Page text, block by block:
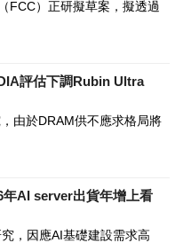
FCC）正研擬草案，擬透過
評估下調Rubin Ultra
由於DRAM供不應求格局將
年AI server出貨年增上看
，因應AI基礎建設需求高